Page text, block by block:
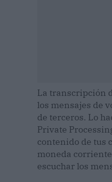
La transcripción
los mensajes de
de terceros. Lo
Private
contenido de tus
moneda
escuchar los